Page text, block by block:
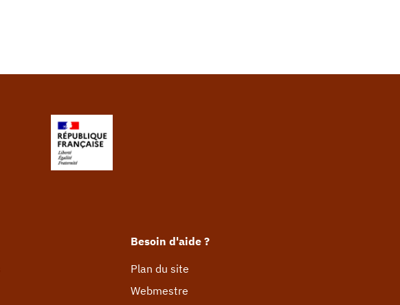
Besoin d'aide ?
Plan du site
Webmestre